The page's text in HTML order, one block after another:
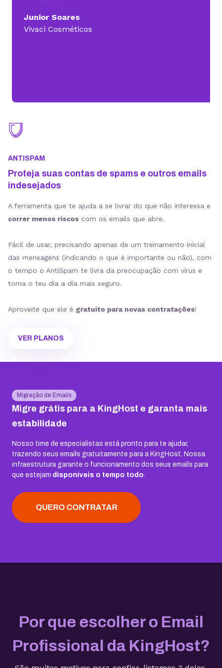
Junior Soares
Vivaci Cosméticos
ANTISPAM
Proteja suas contas de spams e outros emails
indesejados
A ferramenta que te ajuda a se livrar do que não interessa e
correr menos riscos com os emails que abre.
Fácil de usar, precisando apenas de um treinamento inicial
das mensagens (indicando o que é importante ou não), com
o tempo o AntiSpam te livra da preocupação com vírus e
torna o teu dia a dia mais seguro.
Aproveite que ele é gratuito para novas contratações!
VER PLANOS
Migração de Emails
Migre grátis para a KingHost e garanta mais
estabilidade
Nosso time de especialistas está pronto para te ajudar,
trazendo seus emails gratuitamente para a KingHost. Nossa
infraestrutura garante o funcionamento dos seus emails para
que estejam disponíveis o tempo todo
QUERO CONTRATAR
Por que escolher o Email
Profissional da KingHost?